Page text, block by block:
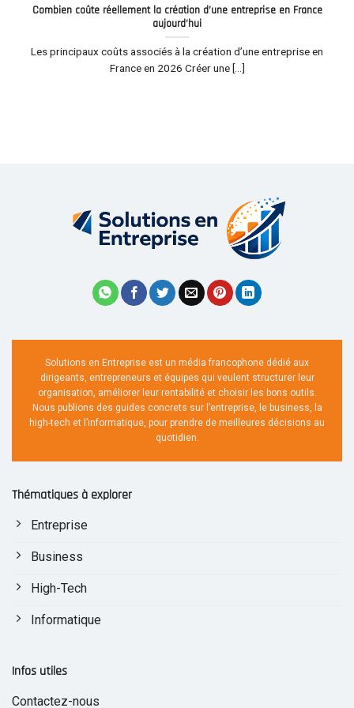
Combien coûte réellement la création d’une entreprise en France
aujourd’hui
Les principaux coûts associés à la création d’une entreprise en
France en 2026 Créer une [...]
Solutions en Entreprise est un média francophone dédié aux
dirigeants, entrepreneurs et équipes qui veulent structurer leur
organisation, améliorer leur rentabilité et choisir les bons outils.
Nous publions des guides concrets sur l’entreprise, le business, la
high-tech et l’informatique, pour prendre de meilleures décisions au
quotidien.
Thématiques à explorer
Entreprise
Business
High-Tech
Informatique
Infos utiles
Contactez-nous